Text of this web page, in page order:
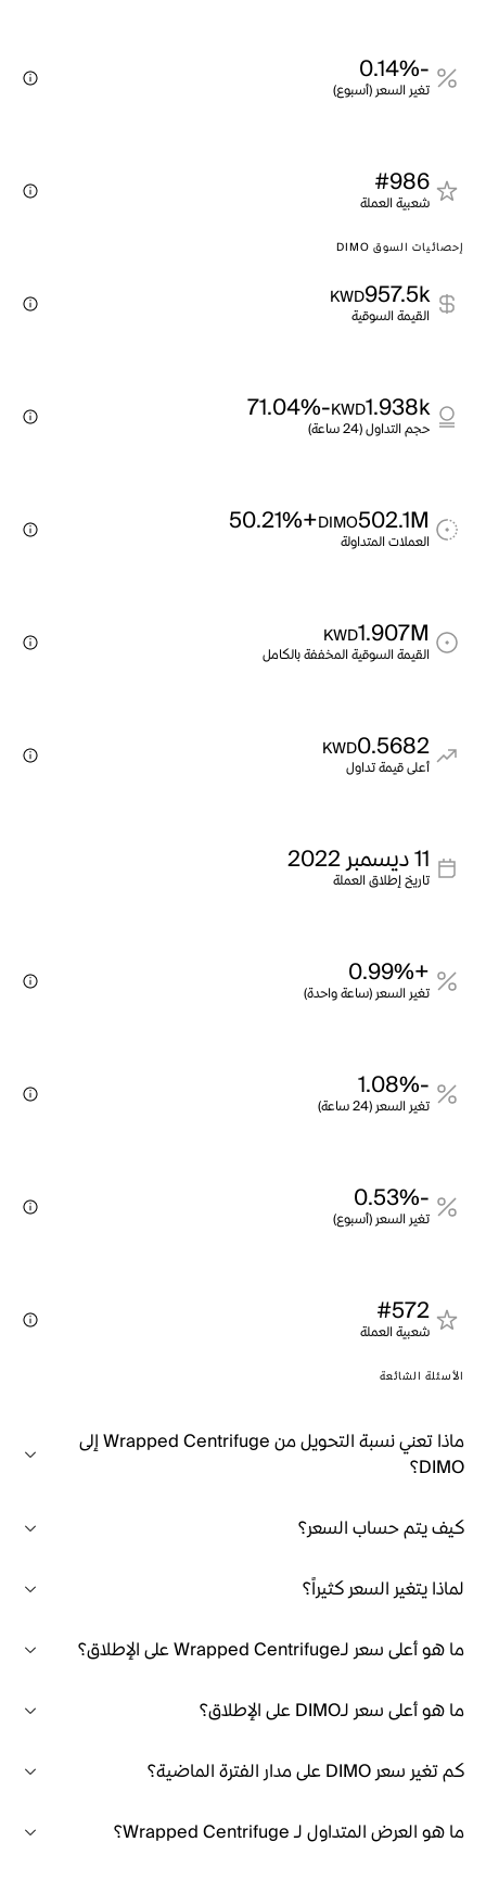
-0.14%
تغير السعر (أسبوع)
#986
شعبية العملة
إحصائيات السوق DIMO
957.5k
KWD
القيمة السوقية
1.938k
KWD
-71.04%
حجم التداول (24 ساعة)
502.1M
DIMO
+50.21%
العملات المتداولة
1.907M
KWD
القيمة السوقية المخففة بالكامل
0.5682
KWD
أعلى قيمة تداول
11 ديسمبر 2022
تاريخ إطلاق العملة
+0.99%
تغير السعر (ساعة واحدة)
-1.08%
تغير السعر (24 ساعة)
-0.53%
تغير السعر (أسبوع)
#572
شعبية العملة
الأسئلة الشائعة
ماذا تعني نسبة التحويل من Wrapped Centrifuge إلى
DIMO؟
كيف يتم حساب السعر؟
لماذا يتغير السعر كثيراً؟
ما هو أعلى سعر لـWrapped Centrifuge على الإطلاق؟
ما هو أعلى سعر لـDIMO على الإطلاق؟
كم تغير سعر DIMO على مدار الفترة الماضية؟
ما هو العرض المتداول لـ Wrapped Centrifuge؟